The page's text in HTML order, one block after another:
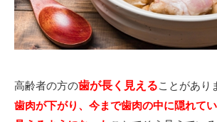
高齢者の方の歯が長く見えることがあり
歯肉が下がり、今まで歯肉の中に隠れて